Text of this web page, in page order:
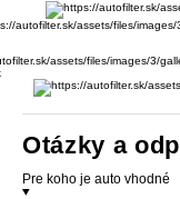
Otázky a
Pre koho je auto vhodné